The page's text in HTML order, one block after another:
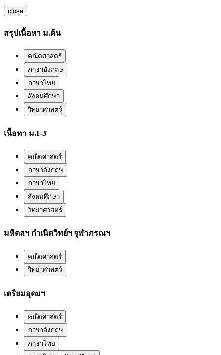
close
สรุปเนื้อหา ม.ต้น
คณิตศาสตร์
ภาษาอังกฤษ
ภาษาไทย
สังคมศึกษา
วิทยาศาสตร์
เนื้อหา ม.1-3
คณิตศาสตร์
ภาษาอังกฤษ
ภาษาไทย
สังคมศึกษา
วิทยาศาสตร์
มหิดลฯ กำเนิดวิทย์ฯ จุฬาภรณฯ
คณิตศาสตร์
วิทยาศาสตร์
เตรียมอุดมฯ
คณิตศาสตร์
ภาษาอังกฤษ
ภาษาไทย